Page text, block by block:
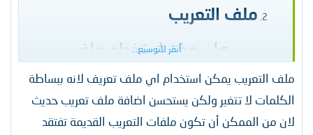
زين فورو؟ أم أن ذلك قد يؤثر
سلباً على أداء المنتدى أو
يتسبب في مشكلات أمنية​
ملف التعريب
هل يمكن استخدام ملف
التعريب الخاص بأي إصدار مع
أي نسخة من سكربت زين فورو،
أم أن هناك ملفات تعريب
مخصصة لكل إصدار؟​
أنقر للتوسيع...
ملف التعريب يمكن استخدام اي ملف تعريف لانه ببساطة
الكلمات لا تتغير ولكن يستحسن اضافة ملف تعريب حديث
لان من الممكن أن تكون ملفات التعريب القديمة تفتقد